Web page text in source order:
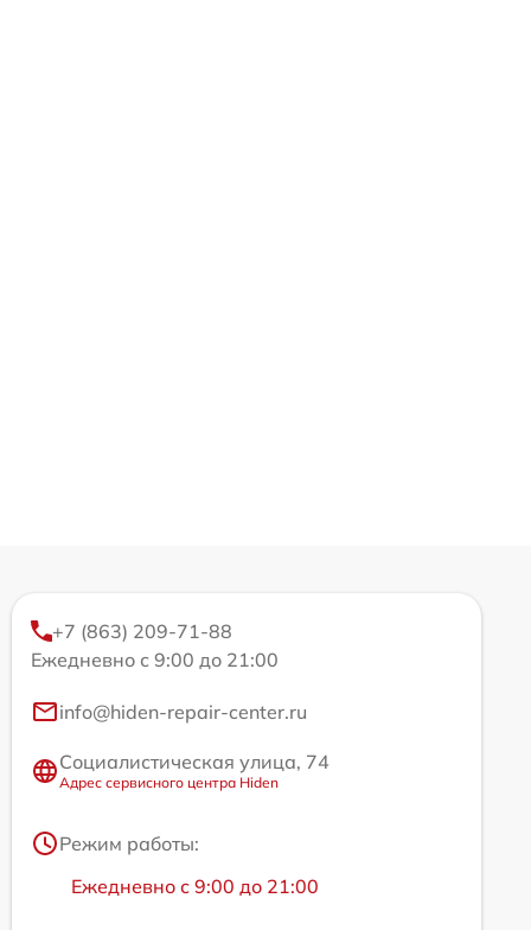
+7 (863) 209-71-88
Ежедневно с 9:00 до 21:00
info@hiden-repair-center.ru
Социалистическая улица, 74
Адрес сервисного центра Hiden
Режим работы:
Ежедневно с 9:00 до 21:00